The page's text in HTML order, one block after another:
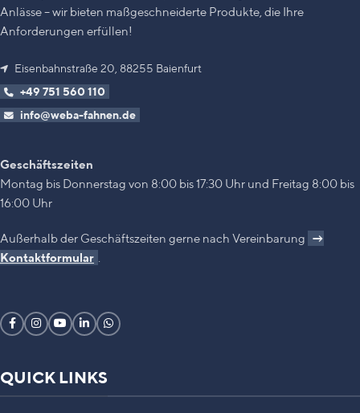
Anlässe – wir bieten maßgeschneiderte Produkte, die Ihre
Anforderungen erfüllen!
Eisenbahnstraße 20, 88255 Baienfurt
+49 751 560 110
info@weba-fahnen.de
Geschäftszeiten
Montag bis Donnerstag von 8:00 bis 17:30 Uhr und Freitag 8:00 bis
16:00 Uhr
Außerhalb der Geschäftszeiten gerne nach Vereinbarung →
Kontaktformular
QUICK LINKS